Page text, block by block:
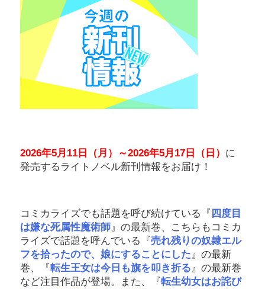
2026年5月11日（月）～2026年5月17日（日） に
発売するライトノベル新刊情報をお届け！
コミカライズでも話題を呼び続けている『 四度目
は嫌な死属性魔術師』の最新巻、こちらもコミカ
ライズで話題を呼んでいる『 売れ残りの奴隷エル
フを拾ったので、娘にすることにした』の最新
巻、『 転生王女は今日も旗を叩き折る』の最新巻
など注目作品が登場。また、『 転生幼女はお詫び